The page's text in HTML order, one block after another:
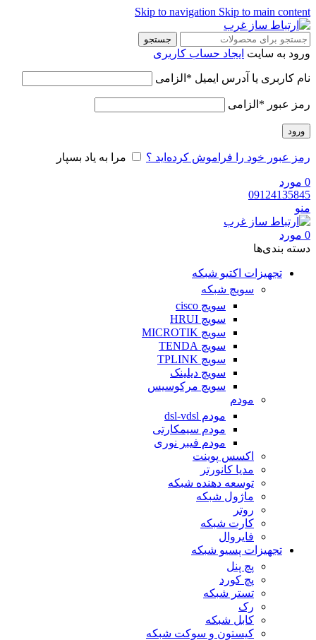
Skip to navigation Skip to main content
جستجو
ورود به سایت ایجاد حساب کاربری
نام کاربری یا آدرس ایمیل * الزامی
رمز عبور * الزامی
ورود
رمز عبور خود را فراموش کرده‌اید ؟ مرا به یاد بسپار
0 مورد
09124135845
منو
0 مورد
دسته‌ بندی‌ها
تجهیزات اکتیو شبکه
سویچ شبکه
سویچ cisco
سویچ HRUI
سویچ MICROTIK
سویچ TENDA
سویچ TPLINK
سویچ دیلینک
سویچ مرکوسیس
مودم
مودم dsl-vdsl
مودم سیمکارتی
مودم فیبر نوری
اکسس پوینت
مدیا کانورتر
توسعه دهنده شبکه
ماژول شبکه
روتر
کارت شبکه
فایروال
تجهیزات پسیو شبکه
پچ پنل
پچ کورد
تستر شبکه
رک
کابل شبکه
کیستون و سوکت شبکه